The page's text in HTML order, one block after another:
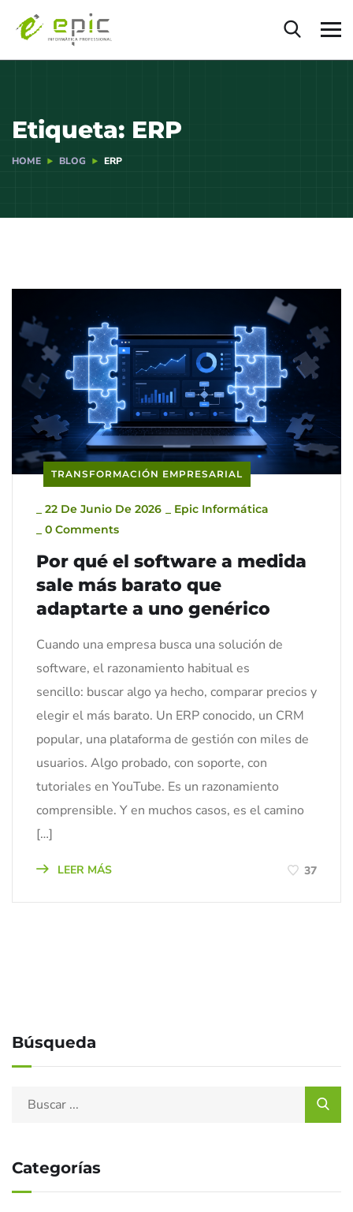
Etiqueta: ERP
HOME BLOG ERP
TRANSFORMACIÓN EMPRESARIAL
22 De Junio De 2026
Epic Informática
0 Comments
Por qué el software a medida
sale más barato que
adaptarte a uno genérico
Cuando una empresa busca una solución de
software, el razonamiento habitual es
sencillo: buscar algo ya hecho, comparar precios y
elegir el más barato. Un ERP conocido, un CRM
popular, una plataforma de gestión con miles de
usuarios. Algo probado, con soporte, con
tutoriales en YouTube. Es un razonamiento
comprensible. Y en muchos casos, es el camino
[…]
LEER MÁS 37
Búsqueda
Categorías